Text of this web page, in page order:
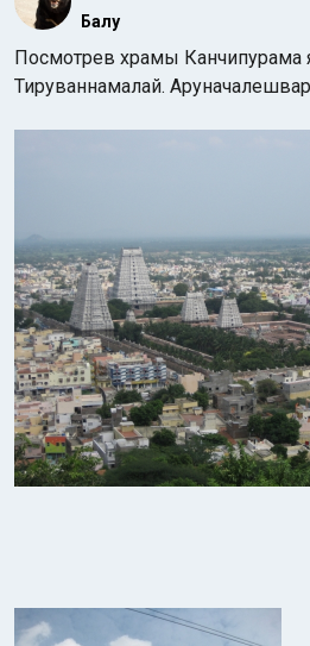
Балу
Посмотрев храмы Канчипурама
Тируваннамалай. Аруначалешвар